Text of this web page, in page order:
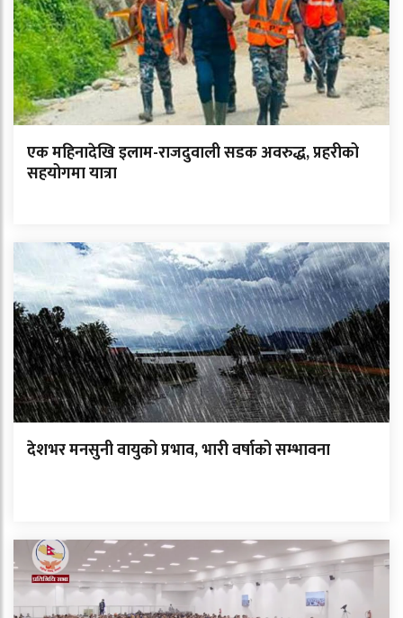
एक महिनादेखि इलाम-राजदुवाली सडक अवरुद्ध, प्रहरीको
सहयोगमा यात्रा
देशभर मनसुनी वायुको प्रभाव, भारी वर्षाको सम्भावना